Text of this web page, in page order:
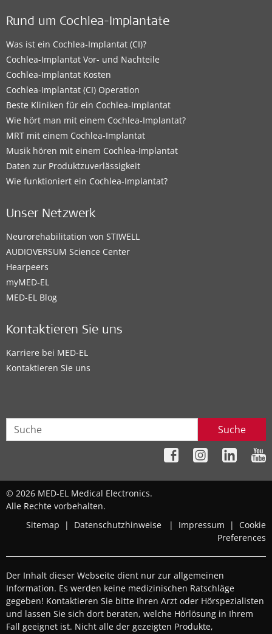
Rund um Cochlea-Implantate
Was ist ein Cochlea-Implantat (CI)?
Cochlea-Implantat Vor- und Nachteile
Cochlea-Implantat Kosten
Cochlea-Implantat (CI) Operation
Beste Kliniken für ein Cochlea-Implantat
Wie hört man mit einem Cochlea-Implantat?
MRT mit einem Cochlea-Implantat
Musik hören mit einem Cochlea-Implantat
Daten zur Produktzuverlässigkeit
Wie funktioniert ein Cochlea-Implantat?
Unser Netzwerk
Neurorehabilitation von STIWELL
AUDIOVERSUM Science Center
Hearpeers
myMED‑EL
MED-EL Blog
Kontaktieren Sie uns
Karriere bei MED-EL
Kontaktieren Sie uns
Suche
© 2026 MED-EL Medical Electronics.
Alle Rechte vorbehalten.
Sitemap
| Datenschutzhinweise | Impressum | Cookie
Preferences
Der Inhalt dieser Webseite dient nur zur allgemeinen
Information. Es werden keine medizinischen Ratschläge
gegeben! Kontaktieren Sie bitte Ihren Arzt oder Hörspezialisten
und lassen Sie sich dort beraten, welche Hörlösung in Ihrem
Fall geeignet ist. Nicht alle der gezeigten Produkte,